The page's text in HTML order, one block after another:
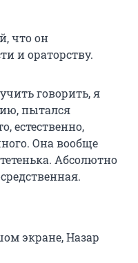
что он
и ораторству.
говорить, я
пытался
естественно,
Она вообще
Абсолютно
экране, Назар